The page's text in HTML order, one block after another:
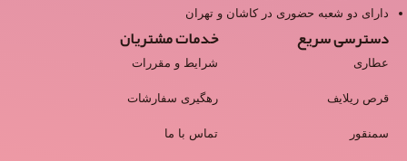
دارای دو شعبه حضوری در کاشان و تهران
دسترسی سریع
عطاری
قرص ریلایف
سمنقور
خدمات مشتریان
شرایط و مقررات
رهگیری سفارشات
تماس با ما